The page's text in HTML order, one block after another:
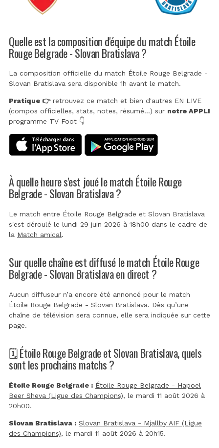
Quelle est la composition d'équipe du match Étoile
Rouge Belgrade - Slovan Bratislava ?
La composition officielle du match Étoile Rouge Belgrade -
Slovan Bratislava sera disponible 1h avant le match.
Pratique 👉retrouvez ce match et bien d'autres EN LIVE
(compos officielles, stats, notes, résumé...) sur notre APPLI
programme TV Foot 👇
À quelle heure s'est joué le match Étoile Rouge
Belgrade - Slovan Bratislava ?
Le match entre Étoile Rouge Belgrade et Slovan Bratislava
s'est déroulé le lundi 29 juin 2026 à 18h00 dans le cadre de
la Match amical.
Sur quelle chaîne est diffusé le match Étoile Rouge
Belgrade - Slovan Bratislava en direct ?
Aucun diffuseur n’a encore été annoncé pour le match
Étoile Rouge Belgrade - Slovan Bratislava. Dès qu’une
chaîne de télévision sera connue, elle sera indiquée sur cette
page.
🗓️ Étoile Rouge Belgrade et Slovan Bratislava, quels
sont les prochains matchs ?
Étoile Rouge Belgrade : Étoile Rouge Belgrade - Hapoel
Beer Sheva (Ligue des Champions), le mardi 11 août 2026 à
20h00.
Slovan Bratislava : Slovan Bratislava - Mjallby AIF (Ligue
des Champions), le mardi 11 août 2026 à 20h15.